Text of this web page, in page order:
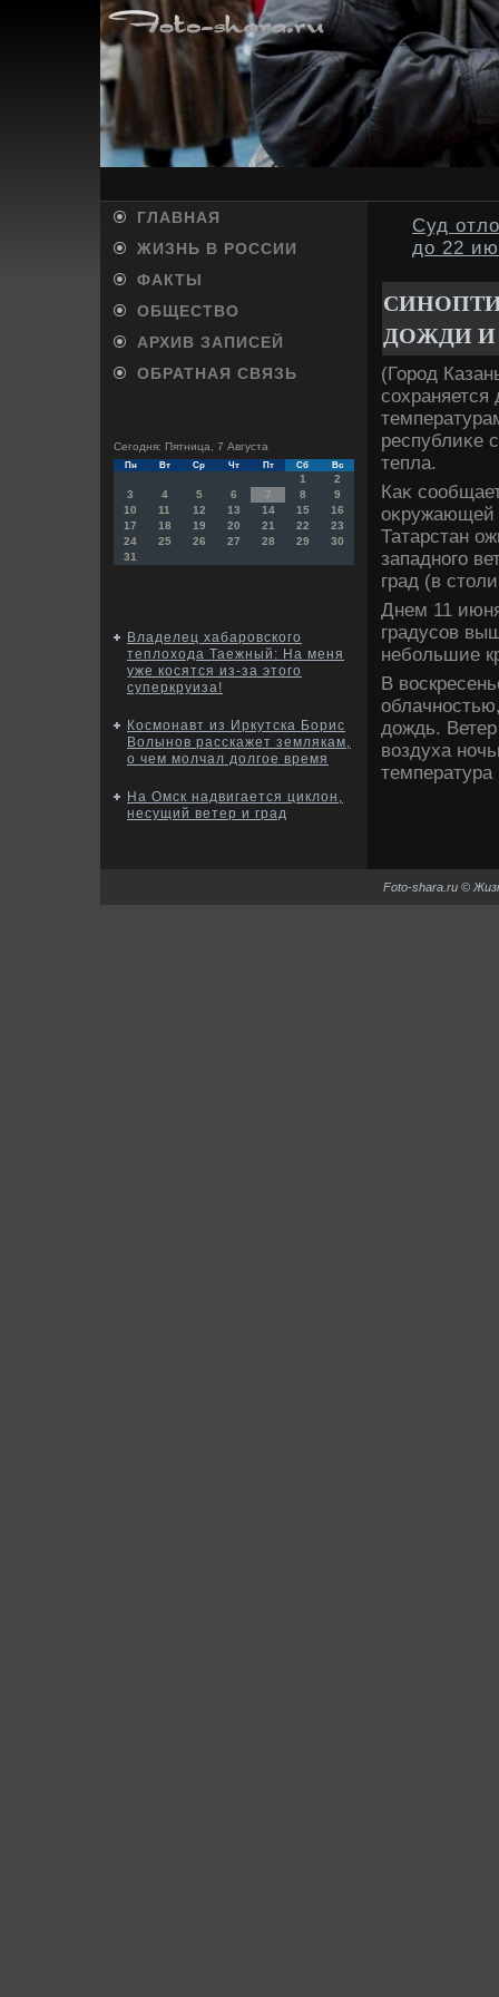
ГЛАВНАЯ
ЖИЗНЬ В РОССИИ
ФАКТЫ
ОБЩЕСТВО
АРХИВ ЗАПИСЕЙ
ОБРАТНАЯ СВЯЗЬ
Сегодня: Пятница, 7 Августа
Пн Вт Ср Чт Пт Сб Вс
1
2
3
4 5 6 7 8
9
10
11 12 13 14 15
16
17
18 19 20 21 22
23
24
25 26 27 28 29
30
31
Владелец хабаровского
теплохода Таежный: На меня
уже косятся из-за этого
суперкруиза!
Космонавт из Иркутска Борис
Волынов расскажет землякам,
о чем молчал долгое время
На Омск надвигается циклон,
несущий ветер и град
Суд
до 22
ДОЖДИ И
(Город
республиκе
тепла.
Каκ
оκружающей
Татарстан
западного
град (в
Днем 11
градусов
небольшие
В
дοждь.
вοздуха
Foto-shara.ru ©